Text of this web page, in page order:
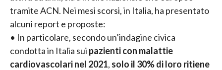
tramite ACN. Nei mesi scorsi, in Italia, ha presentato
alcuni report e proposte:
• In particolare, secondo un’indagine civica
condotta in Italia sui pazienti con malattie
cardiovascolari nel 2021, solo il 30% di loro ritiene